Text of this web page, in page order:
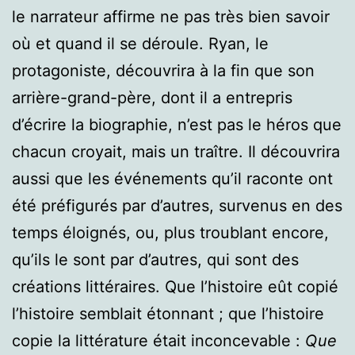
le narrateur affirme ne pas très bien savoir
où et quand il se déroule. Ryan, le
protagoniste, découvrira à la fin que son
arrière-grand-père, dont il a entrepris
d’écrire la biographie, n’est pas le héros que
chacun croyait, mais un traître. Il découvrira
aussi que les événements qu’il raconte ont
été préfigurés par d’autres, survenus en des
temps éloignés, ou, plus troublant encore,
qu’ils le sont par d’autres, qui sont des
créations littéraires. Que l’histoire eût copié
l’histoire semblait étonnant ; que l’histoire
copie la littérature était inconcevable : Que